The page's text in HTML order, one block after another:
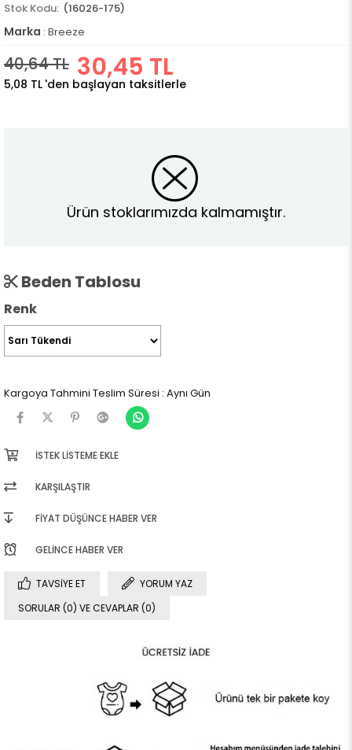
(16026-175)
Marka : Breeze
40,64 TL 30,45 TL
5,08 TL 'den başlayan taksitlerle
Ürün stoklarımızda kalmamıştır.
Beden Tablosu
Renk
Kargoya Tahmini Teslim Süresi : Aynı Gün
İSTEK LISTEME EKLE
KARŞILAŞTIR
FIYAT DÜŞÜNCE HABER VER
GELINCE HABER VER
TAVSIYE ET
YORUM YAZ
SORULAR (0) VE CEVAPLAR (0)